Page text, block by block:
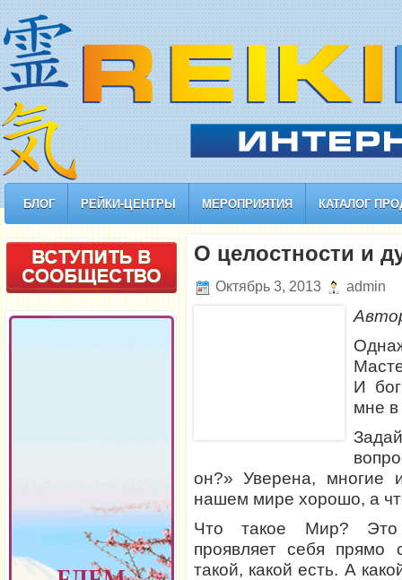
БЛОГ РЕЙКИ-ЦЕНТРЫ МЕРОПРИЯТИЯ КАТАЛОГ
О целостности и
Октябрь 3, 2013 admin
И
мне в
он?» Уверена, многие
нашем мире хорошо, а
Что такое Мир? Это
проявляет себя
такой, какой есть. А